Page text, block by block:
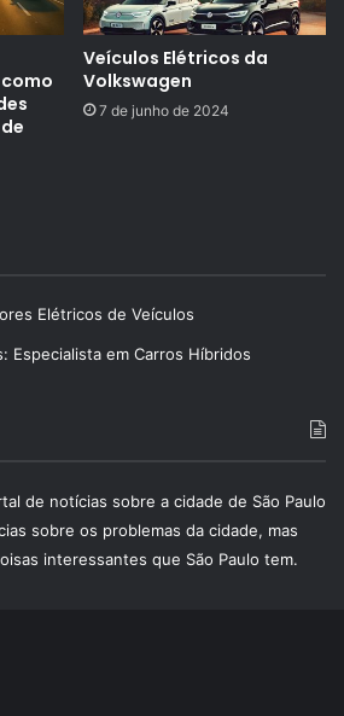
Veículos Elétricos da
Volkswagen
7 de junho de 2024
Elétricos de Veículos
Especialista em Carros Híbridos
de notícias sobre a cidade de São Paulo
sobre os problemas da cidade, mas
interessantes que São Paulo tem.